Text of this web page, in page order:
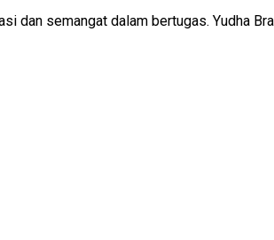
dan semangat dalam bertugas. Yudha